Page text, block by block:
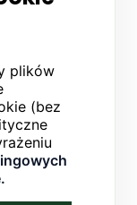
plików
(bez